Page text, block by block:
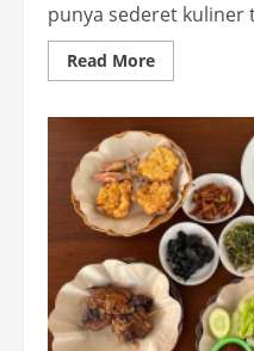
punya sederet kuliner
Read MoreRead
more
7:
5
Kuliner
Enak
di
Pontianak
Wajib
Dicicipi